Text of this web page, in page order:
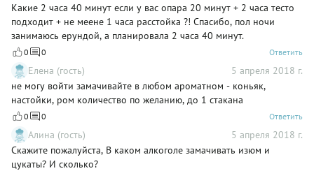
Какие 2 часа 40 минут если у вас опара 20 минут + 2 часа тесто
подходит + не меене 1 часа расстойка ?! Спасибо, пол ночи
занимаюсь ерундой, а планировала 2 часа 40 минут.
0 0 Ответить
Елена (гость)
5 апреля 2018 г.
не могу войти замачивайте в любом ароматном - коньяк,
настойки, ром количество по желанию, до 1 стакана
0 0 Ответить
Алина (гость)
5 апреля 2018 г.
Скажите пожалуйста, В каком алкоголе замачивать изюм и
цукаты? И сколько?